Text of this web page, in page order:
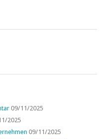
09/11/2025
2025
09/11/2025